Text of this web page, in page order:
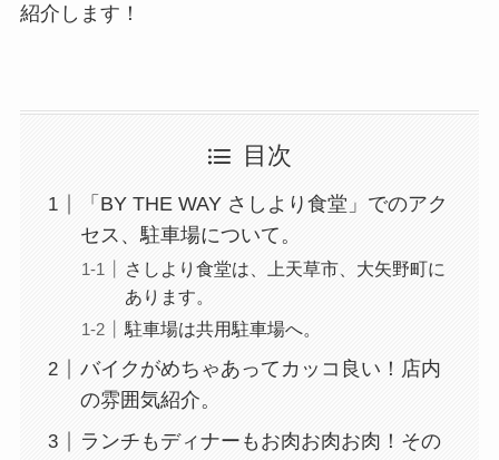
紹介します！
目次
「BY THE WAY さしより食堂」でのアク
セス、駐車場について。
さしより食堂は、上天草市、大矢野町に
あります。
駐車場は共用駐車場へ。
バイクがめちゃあってカッコ良い！店内
の雰囲気紹介。
ランチもディナーもお肉お肉お肉！その